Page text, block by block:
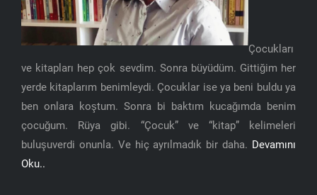
Çocukları
ve kitapları hep çok sevdim. Sonra büyüdüm. Gittiğim her
yerde kitaplarım benimleydi. Çocuklar ise ya beni buldu ya
ben onlara koştum. Sonra bi baktım kucağımda benim
çocuğum. Rüya gibi. “Çocuk” ve “kitap” kelimeleri
buluşuverdi onunla. Ve hiç ayrılmadık bir daha. Devamını
Oku..